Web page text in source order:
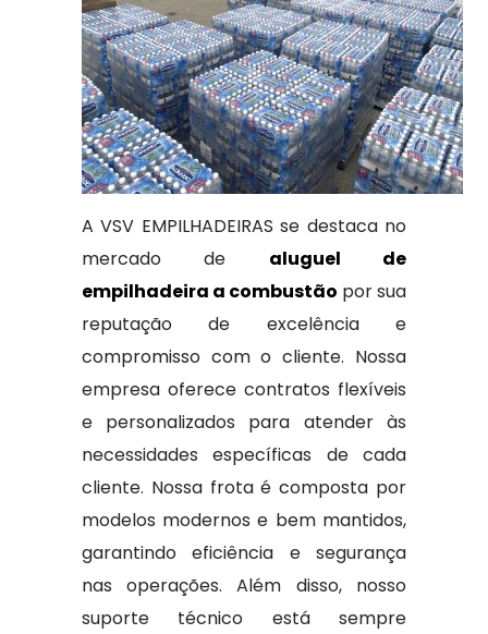
A VSV EMPILHADEIRAS se destaca no
mercado de aluguel de
empilhadeira a combustão por sua
reputação de excelência e
compromisso com o cliente. Nossa
empresa oferece contratos flexíveis
e personalizados para atender às
necessidades específicas de cada
cliente. Nossa frota é composta por
modelos modernos e bem mantidos,
garantindo eficiência e segurança
nas operações. Além disso, nosso
suporte técnico está sempre